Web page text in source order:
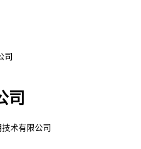
司
司
术有限公司